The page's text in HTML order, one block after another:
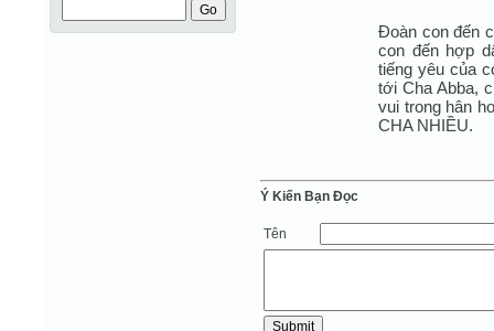
Đoàn con đến
con đến hợp
tiếng yêu của
tới Cha Abba,
vui trong hân
CHA NHIỀU.
Ý Kiến Bạn Ðọc
Tên